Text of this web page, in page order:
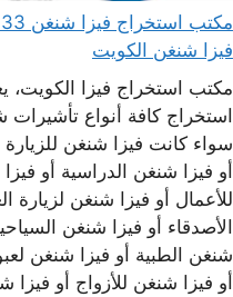
مكتب
فيزا شنغن الكويت
مكتب استخراج فيزا الكويت،
استخراج كافة أنواع تأشيرات
سواء كانت فيزا شنغن للزيارة
أو فيزا شنغن الدراسية أو
للأعمال أو فيزا شنغن لزيارة
الأصدقاء أو فيزا شنغن
شنغن الطبية أو فيزا شنغن
أو فيزا شنغن للأزواج أو فيزا